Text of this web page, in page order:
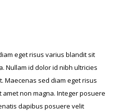
eget risus varius blandit sit
Nullam id dolor id nibh ultricies
Maecenas sed diam eget risus
amet non magna. Integer posuere
dapibus posuere velit